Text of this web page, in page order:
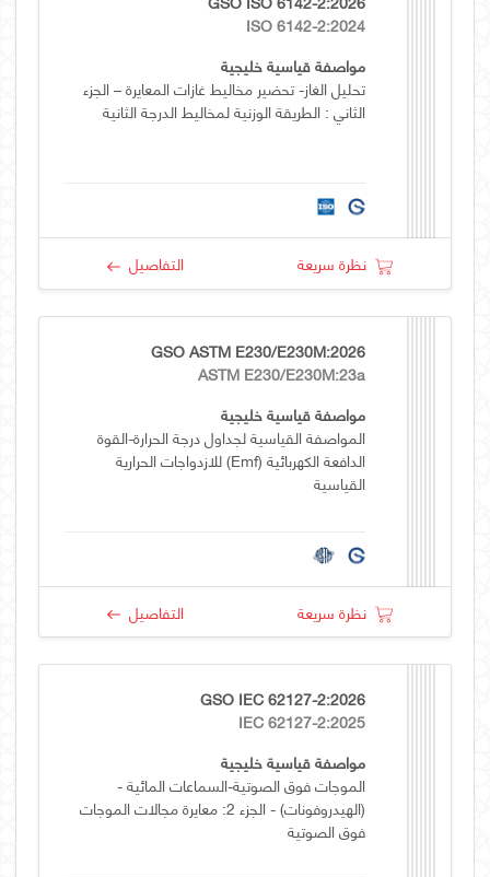
ISO 6142-2:2024
مواصفة قياسية خليجية
تحليل الغاز- تحضير مخاليط غازات المعايرة – الجزء
الثاني : الطريقة الوزنية لمخاليط الدرجة الثانية
نظرة سريعة التفاصيل
GSO ASTM E230/E230M:2026
ASTM E230/E230M:23a
مواصفة قياسية خليجية
المواصفة القياسية لجداول درجة الحرارة-القوة
الدافعة الكهربائية (emf) للازدواجات الحرارية
القياسية
نظرة سريعة التفاصيل
GSO IEC 62127-2:2026
IEC 62127-2:2025
مواصفة قياسية خليجية
الموجات فوق الصوتية-السماعات المائية -
(الهيدروفونات) - الجزء 2: معايرة مجالات الموجات
فوق الصوتية